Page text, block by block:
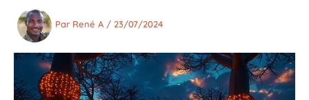
Par René A / 23/07/2024